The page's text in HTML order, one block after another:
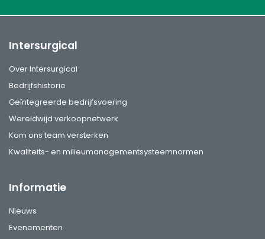
Intersurgical
Over Intersurgical
Bedrijfshistorie
Geïntegreerde bedrijfsvoering
Wereldwijd verkoopnetwerk
Kom ons team versterken
Kwaliteits- en milieumanagementsysteemnormen
Informatie
Nieuws
Evenementen